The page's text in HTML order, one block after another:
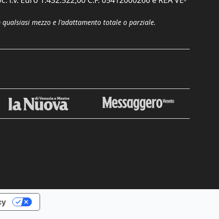
mezzo e l'adattamento totale o parziale.